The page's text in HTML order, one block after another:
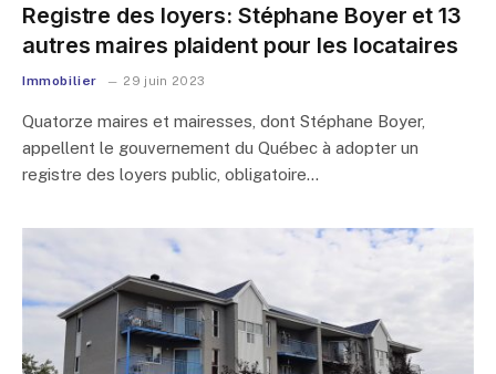
Registre des loyers: Stéphane Boyer et 13
autres maires plaident pour les locataires
Immobilier 29 juin 2023
Quatorze maires et mairesses, dont Stéphane Boyer,
appellent le gouvernement du Québec à adopter un
registre des loyers public, obligatoire…